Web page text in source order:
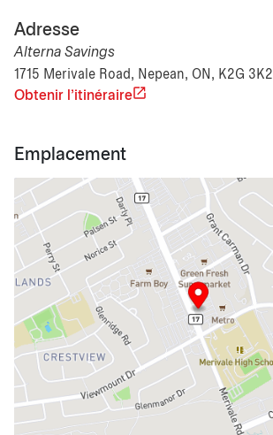
Adresse
Alterna Savings
1715 Merivale Road, Nepean, ON, K2G 3K2
Obtenir l'itinéraire
Emplacement